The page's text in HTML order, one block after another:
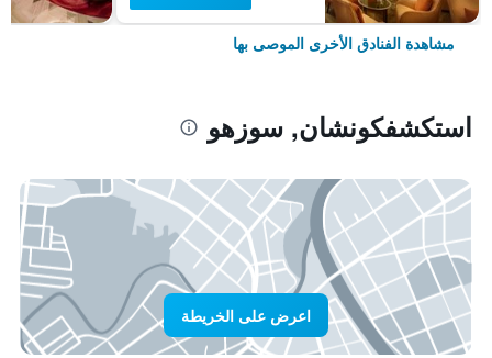
مشاهدة الفنادق الأخرى الموصى بها
استكشفكونشان, سوزهو
اعرض على الخريطة